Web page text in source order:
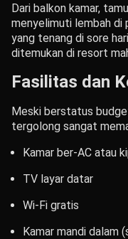
Dari balkon kamar,
menyelimuti lembah di
yang tenang di sore
ditemukan di resort
Fasilitas dan
Meski berstatus
tergolong sangat
Kamar ber-AC atau
TV layar datar
Wi-Fi gratis
Kamar mandi dalam